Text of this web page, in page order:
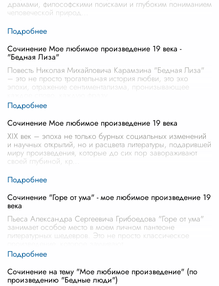
драмами, философскими поисками и глубоким пониманием
человеческой природ
Сочинение Мое любимое произведение 19 века -
"Бедная Лиза"
Повесть Николая Михайловича Карамзина "Бедная Лиза"
– это не просто трогательная история любви, это эхо
эпохи, отражение сентиментализма, пронизывающее
Сочинение Мое любимое произведение 19 века
XIX век – эпоха не только бурных социальных изменений
и научных открытий, но и расцвета литературы, подарившей
миру произведения, которые до сих пор завораживают
своей глубиной, кр
Сочинение "Горе от ума" - мое любимое произведение 19
века
Пьеса Александра Сергеевича Грибоедова "Горе от ума"
занимает особое место в моем личном пантеоне
литературных шедевров. Это не просто классическое
Сочинение на тему "Мое любимое произведение" (по
произведению "Бедные люди")